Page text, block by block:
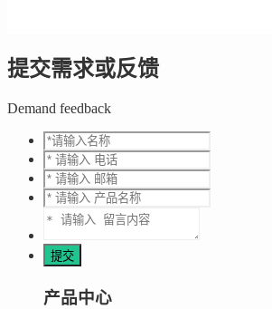
提交需求或反馈
Demand feedback
产品中心